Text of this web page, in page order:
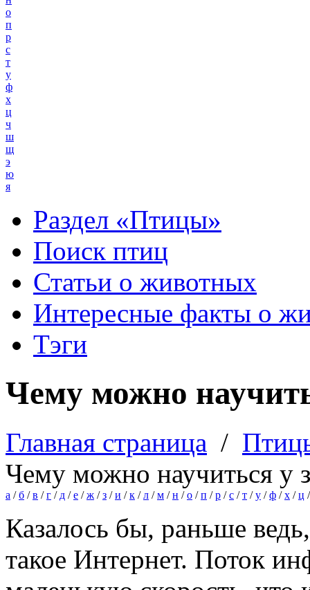
о
п
р
с
т
у
ф
х
ц
ч
ш
щ
э
ю
я
Раздел «Птицы»
Поиск птиц
Статьи о животных
Интересные факты о
Тэги
Чему можно
Главная страница /
Чему можно научиться у
а /б /в /г / д /е /ж /з /и /к /л /м /н /о /п /р /с /т /у /ф /х /ц
Казалось бы, раньше
такое Интернет. Поток